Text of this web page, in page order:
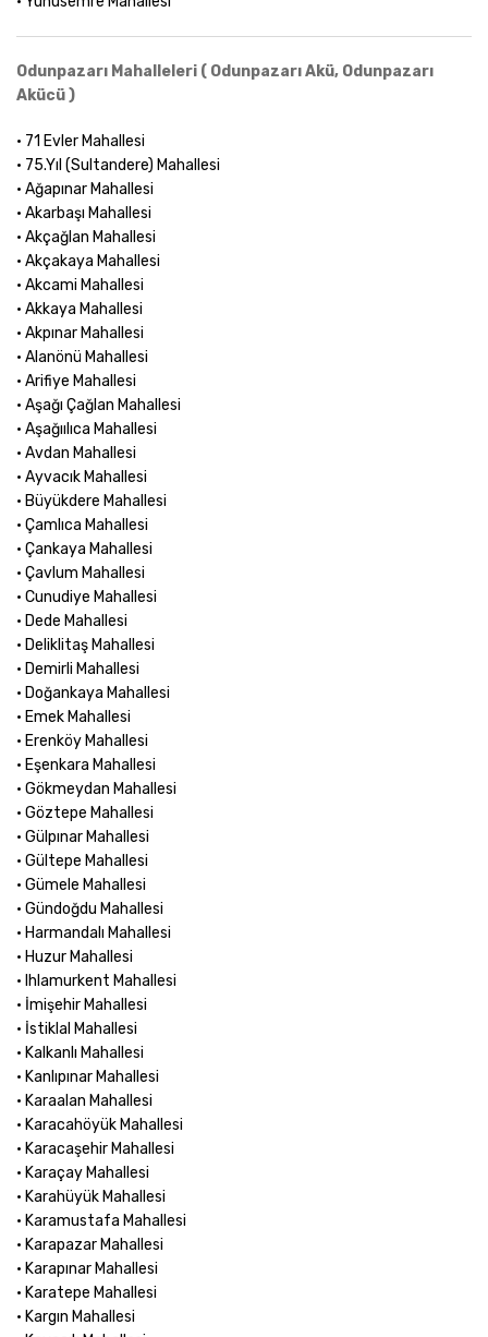
Odunpazarı Mahalleleri ( Odunpazarı Akü, Odunpazarı
Akücü )
• 71 Evler Mahallesi
• 75.Yıl (Sultandere) Mahallesi
• Ağapınar Mahallesi
• Akarbaşı Mahallesi
• Akçağlan Mahallesi
• Akçakaya Mahallesi
• Akcami Mahallesi
• Akkaya Mahallesi
• Akpınar Mahallesi
• Alanönü Mahallesi
• Arifiye Mahallesi
• Aşağı Çağlan Mahallesi
• Aşağıılıca Mahallesi
• Avdan Mahallesi
• Ayvacık Mahallesi
• Büyükdere Mahallesi
• Çamlıca Mahallesi
• Çankaya Mahallesi
• Çavlum Mahallesi
• Cunudiye Mahallesi
• Dede Mahallesi
• Deliklitaş Mahallesi
• Demirli Mahallesi
• Doğankaya Mahallesi
• Emek Mahallesi
• Erenköy Mahallesi
• Eşenkara Mahallesi
• Gökmeydan Mahallesi
• Göztepe Mahallesi
• Gülpınar Mahallesi
• Gültepe Mahallesi
• Gümele Mahallesi
• Gündoğdu Mahallesi
• Harmandalı Mahallesi
• Huzur Mahallesi
• Ihlamurkent Mahallesi
• İmişehir Mahallesi
• İstiklal Mahallesi
• Kalkanlı Mahallesi
• Kanlıpınar Mahallesi
• Karaalan Mahallesi
• Karacahöyük Mahallesi
• Karacaşehir Mahallesi
• Karaçay Mahallesi
• Karahüyük Mahallesi
• Karamustafa Mahallesi
• Karapazar Mahallesi
• Karapınar Mahallesi
• Karatepe Mahallesi
• Kargın Mahallesi